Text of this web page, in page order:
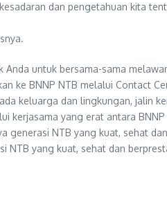
dan pengetahuan kita
Anda untuk bersama-sama
ke BNNP NTB melalui Contact
keluarga dan lingkungan, jalin
kerjasama yang erat antara
generasi NTB yang kuat, sehat
NTB yang kuat, sehat dan